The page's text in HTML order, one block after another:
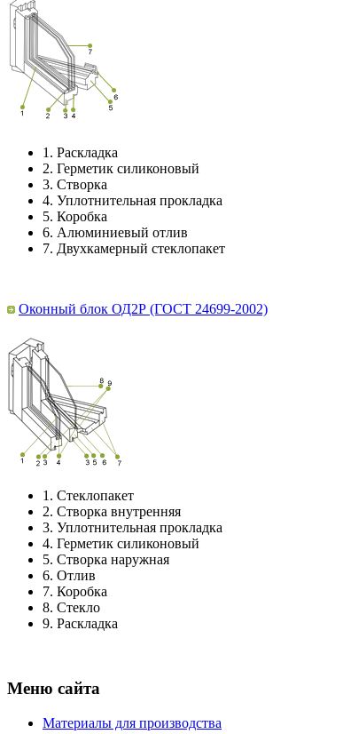
1. Раскладка
2. Герметик силиконовый
3. Створка
4. Уплотнительная прокладка
5. Коробка
6. Алюминиевый отлив
7. Двухкамерный стеклопакет
Оконный блок ОД2Р (ГОСТ 24699-2002)
1. Стеклопакет
2. Створка внутренняя
3. Уплотнительная прокладка
4. Герметик силиконовый
5. Створка наружная
6. Отлив
7. Коробка
8. Стекло
9. Раскладка
Меню сайта
Материалы для производства